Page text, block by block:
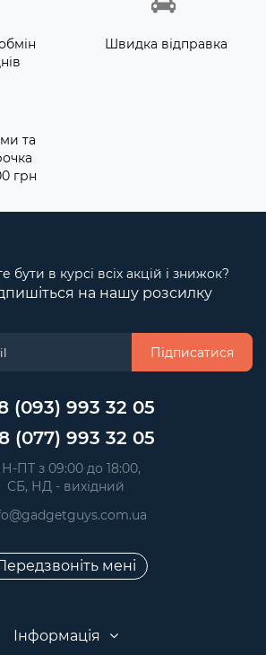
Швидка відправка
та
грн
бути в курсі всіх акцій і знижок?
на нашу розсилку
Підписатися
(093) 993 32 05
(077) 993 32 05
ПТ з 09:00 до 18:00,
СБ, НД - вихідний
мені
Інформація